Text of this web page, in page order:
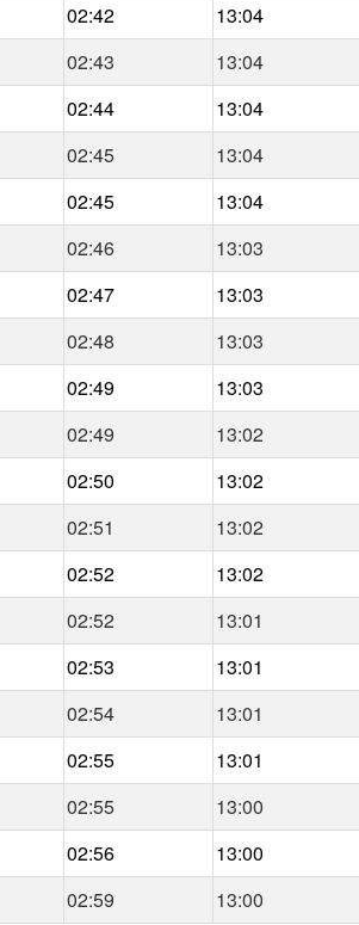
02:42 13:04
02:43 13:04
02:44 13:04
02:45 13:04
02:45 13:04
02:46 13:03
02:47 13:03
02:48 13:03
02:49 13:03
02:49 13:02
02:50 13:02
02:51 13:02
02:52 13:02
02:52 13:01
02:53 13:01
02:54 13:01
02:55 13:01
02:55 13:00
02:56 13:00
02:59 13:00